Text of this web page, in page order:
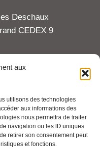
aux
utilisons des technologies
aux informations des
nous permettra de traiter
navigation ou les ID uniques
retirer son consentement peut
et fonctions.
Deschaux
CEDEX 9
loin :